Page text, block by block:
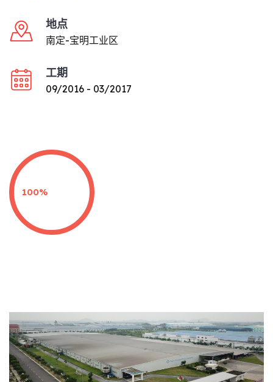
地点
南定-宝明工业区
工期
09/2016 - 03/2017
100%